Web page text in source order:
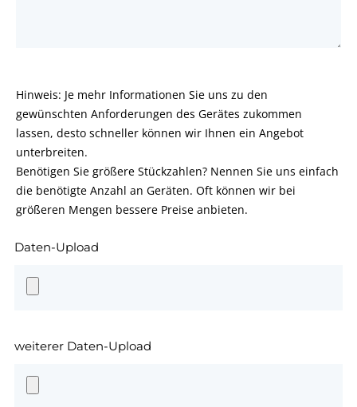
Hinweis: Je mehr Informationen Sie uns zu den
gewünschten Anforderungen des Gerätes zukommen
lassen, desto schneller können wir Ihnen ein Angebot
unterbreiten.
Benötigen Sie größere Stückzahlen? Nennen Sie uns einfach
die benötigte Anzahl an Geräten. Oft können wir bei
größeren Mengen bessere Preise anbieten.
Daten-Upload
weiterer Daten-Upload